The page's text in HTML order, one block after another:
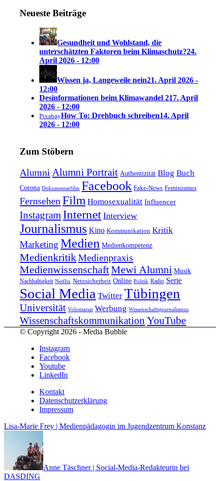
Neueste Beiträge
Gesundheit und Wohlstand, die
unterschätzten Faktoren beim Klimaschutz?24.
April 2026 - 12:00
Wissen ja, Langeweile nein21. April 2026 -
12:00
Desinformationen beim Klimawandel 217. April
2026 - 12:00
PixabayHow To: Drehbuch schreiben14. April
2026 - 12:00
Zum Stöbern
Alumni Alumni Portrait Authentizität Blog Buch
Corona Dokumentarfilm Facebook Fake-News Feminismus
Fernsehen Film Homosexualität Influencer
Instagram Internet Interview
Journalismus Kino Kommunikation Kritik
Marketing Medien Medienkompetenz
Medienkritik Medienpraxis
MedienwissenschaftMewi Alumni Musik
Nachhaltigkeit Netflix Netzsicherheit Online Politik Radio Serie
Social Media Twitter Tübingen
Universität Volontariat Werbung Wissenschaftsjournalismus
Wissenschaftskommunikation YouTube
© Copyright 2026 - Media Bubble
Instagram
Facebook
Youtube
LinkedIn
Kontakt
Datenschutzerklärung
Impressum
Lisa-Marie Frey | Medienpädagogin im Jugendzentrum Konstanz
Anne Täschner | Social-Media-Redakteurin bei
DASDING